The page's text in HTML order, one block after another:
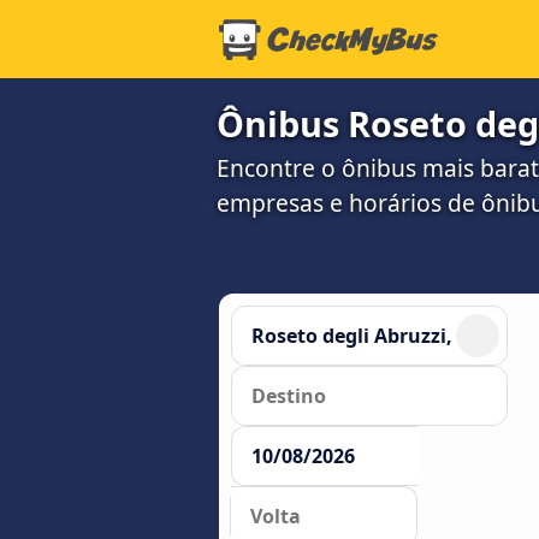
Ônibus Roseto
Encontre o ônibus mais
empresas e horários de